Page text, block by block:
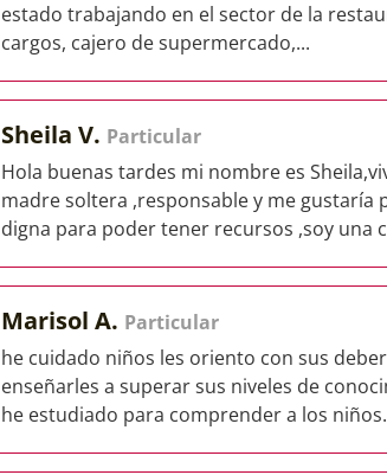
estado trabajando en el sector de la
cargos, cajero de supermercado,...
Sheila V. Particular
Hola buenas tardes mi nombre es
madre soltera ,responsable y me gustaría
digna para poder tener recursos ,soy una
Marisol A. Particular
he cuidado niños les oriento con sus
enseñarles a superar sus niveles de
he estudiado para comprender a los